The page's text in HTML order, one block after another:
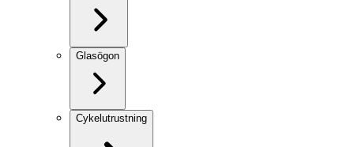
Glasögon
Cykelutrustning